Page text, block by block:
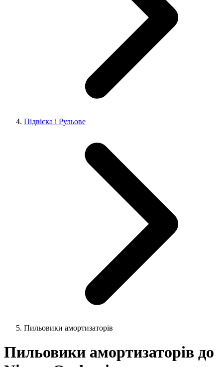
Підвіска і Рульове
Пильовики амортизаторів
Пильовики амортизаторів до